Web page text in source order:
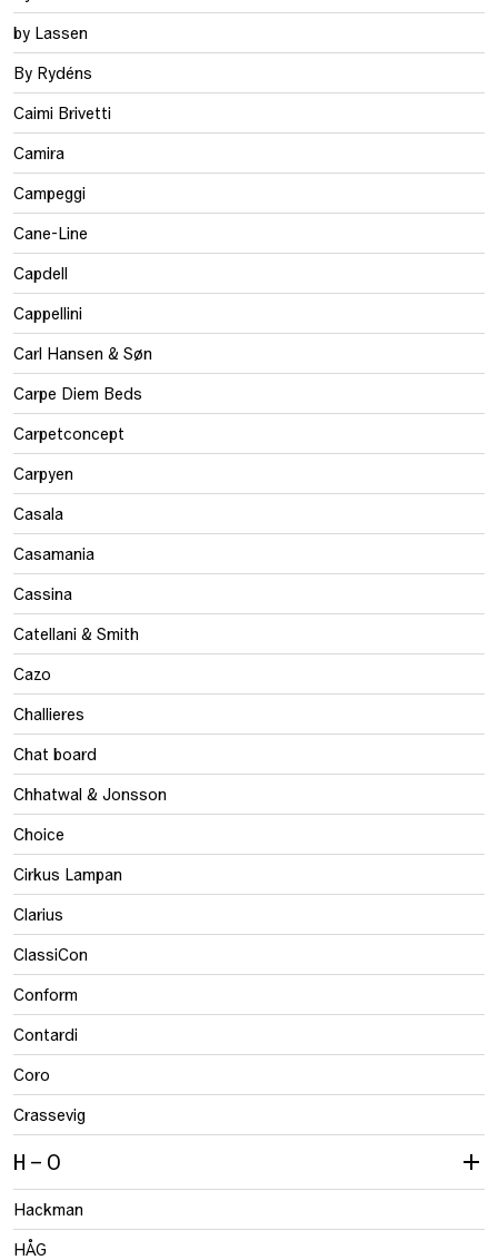
by Lassen
By Rydéns
Caimi Brivetti
Camira
Campeggi
Cane-Line
Capdell
Cappellini
Carl Hansen & Søn
Carpe Diem Beds
Carpetconcept
Carpyen
Casala
Casamania
Cassina
Catellani & Smith
Cazo
Challieres
Chat board
Chhatwal & Jonsson
Choice
Cirkus Lampan
Clarius
ClassiCon
Conform
Contardi
Coro
Crassevig
H – O
Hackman
HÅG